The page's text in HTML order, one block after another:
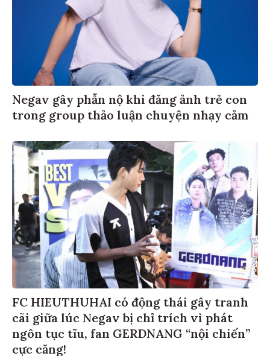
Negav gây phẫn nộ khi đăng ảnh trẻ con
trong group thảo luận chuyện nhạy cảm
FC HIEUTHUHAI có động thái gây tranh
cãi giữa lúc Negav bị chỉ trích vì phát
ngôn tục tĩu, fan GERDNANG “nội chiến”
cực căng!